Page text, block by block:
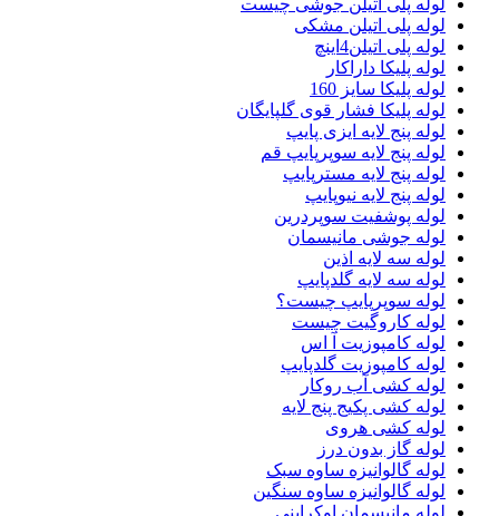
لوله پلی اتیلن مشکی
لوله پلی اتیلن4اینچ
لوله پلیکا داراکار
لوله پلیکا سایز 160
لوله پلیکا فشار قوی گلپایگان
لوله پنج لایه ایزی پایپ
لوله پنج لایه سوپرپایپ قم
لوله پنج لایه مسترپایپ
لوله پنج لایه نیوپایپ
لوله پوشفیت سوپردرین
لوله جوشی مانیسمان
لوله سه لایه اذین
لوله سه لایه گلدپایپ
لوله سوپرپایپ چیست؟
لوله کاروگیت چیست
لوله کامپوزیت آ اس
لوله کامپوزیت گلدپایپ
لوله کشی آب روکار
لوله کشی پکیج پنج لایه
لوله کشی هروی
لوله گاز بدون درز
لوله گالوانیزه ساوه سبک
لوله گالوانیزه ساوه سنگین
لوله مانیسمان اوکراینی